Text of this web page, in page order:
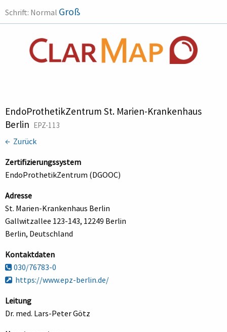
Schrift: Normal Groß
EndoProthetikZentrum St. Marien-Krankenhaus
Berlin EPZ-113
← Zurück
Zertifizierungssystem
EndoProthetikZentrum (DGOOC)
Adresse
St. Marien-Krankenhaus Berlin
Gallwitzallee 123-143, 12249 Berlin
Berlin, Deutschland
Kontaktdaten
030/76783-0
https://www.epz-berlin.de/
Leitung
Dr. med. Lars-Peter Götz